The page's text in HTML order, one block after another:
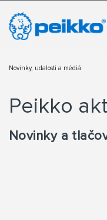
Novinky, udalosti a médiá
Peikko
Novinky a